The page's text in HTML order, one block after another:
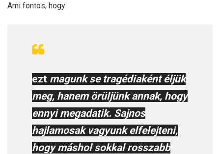
Ami fontos, hogy
ezt magunk se tragédiaként éljük
meg, hanem örüljünk annak, hogy
ennyi megadatik. Sajnos
hajlamosak vagyunk elfelejteni,
hogy máshol sokkal rosszabb